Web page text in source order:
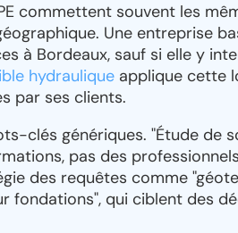
commettent souvent les
Une entreprise
à Bordeaux, sauf si elle y
hydraulique applique cette
par ses clients.
clés génériques. "Étude de
pas des
des requêtes comme
fondations", qui ciblent des